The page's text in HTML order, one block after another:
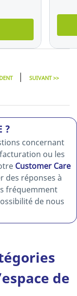
SUIVANT >>
?
concernant
ou les
Customer Care
des réponses à
fréquemment
de nous
de